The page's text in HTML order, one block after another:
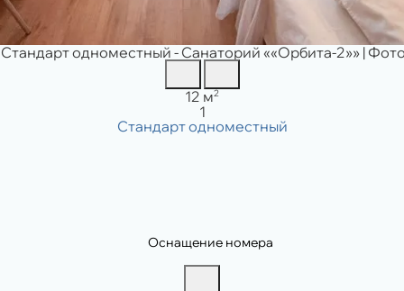
Площадь:
12 м2
Вместимость:
1
Оснащение номера